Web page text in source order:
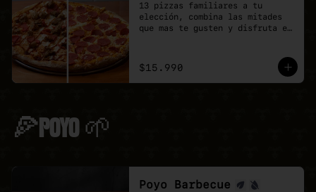
13 pizzas familiares a tu
elección, combina las mitades
que mas te gusten y disfruta el
$15.990
🍕POYO 🌱
Poyo Barbecue